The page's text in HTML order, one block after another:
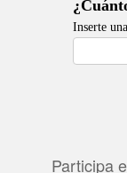
Participa